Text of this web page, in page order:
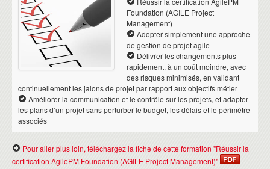
Foundation (AGILE Project
Management)
Adopter simplement une approche
de gestion de projet agile
Délivrer les changements plus
rapidement, à un coût moindre, avec
des risques minimisés, en validant
continuellement les jalons de projet par rapport aux objectifs métier
Améliorer la communication et le contrôle sur les projets, et adapter
les plans d’un projet sans perturber le budget, les délais et le périmètre
associés
Pour aller plus loin, téléchargez la fiche de cette formation "Réussir la
certification AgilePM Foundation (AGILE Project Management)"